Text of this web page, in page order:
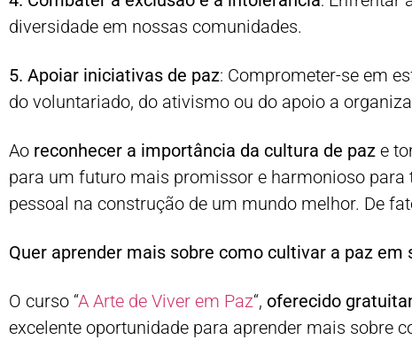
diversidade em nossas comunidades.
5. Apoiar iniciativas de paz: Comprometer-se em
do voluntariado, do ativismo ou do apoio a
Ao reconhecer a importância da cultura de paz e
para um futuro mais promissor e harmonioso
pessoal na construção de um mundo melhor. De
Quer aprender mais sobre como cultivar a paz em
O curso “A Arte de Viver em Paz“, oferecido
excelente oportunidade para aprender mais sobre